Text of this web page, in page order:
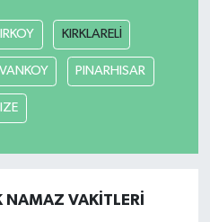
KIRKLARELİ
PINARHISAR
NAMAZ VAKITLERI